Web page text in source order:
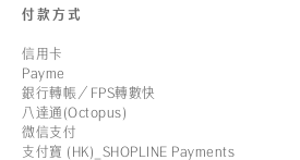
付款方式
信用卡
Payme
銀行轉帳／FPS轉數快
八達通(Octopus)
微信支付
支付寶 (HK)_SHOPLINE Payments